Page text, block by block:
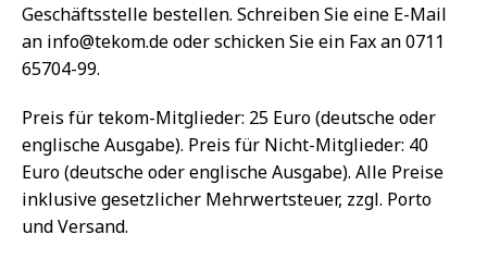
Geschäftsstelle bestellen. Schreiben Sie eine E-Mail
an info@tekom.de oder schicken Sie ein Fax an 0711
65704-99.
Preis für tekom-Mitglieder: 25 Euro (deutsche oder
englische Ausgabe). Preis für Nicht-Mitglieder: 40
Euro (deutsche oder englische Ausgabe). Alle Preise
inklusive gesetzlicher Mehrwertsteuer, zzgl. Porto
und Versand.